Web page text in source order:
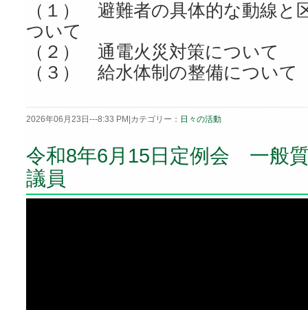
（１） 避難者の具体的な動線と
ついて
（２） 通電火災対策について
（３） 給水体制の整備について
2026年06月23日---8:33 PM|カテゴリー： 日々の活動
令和8年6月15日定例会 一般
議員